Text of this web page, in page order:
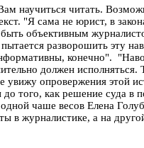
научиться читать.
"Я сама не юрист, в
объективным
разворошить эту
конечно".
должен
опровержения этой
того, как решение суда в
чаше весов Елена
в журналистике, а на